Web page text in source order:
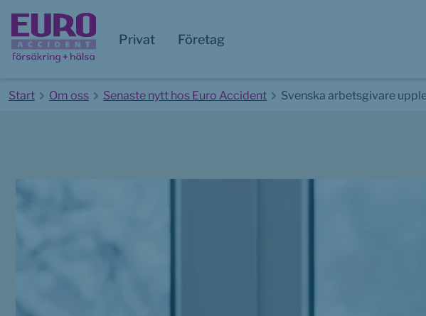
Privat Företag
Start Om oss Senaste nytt hos Euro Accident
Svenska arbetsgivare